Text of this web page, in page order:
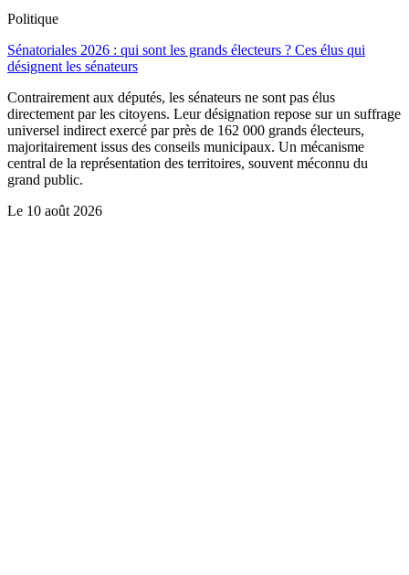
Politique
Sénatoriales 2026 : qui sont les grands électeurs ? Ces élus qui
désignent les sénateurs
Contrairement aux députés, les sénateurs ne sont pas élus
directement par les citoyens. Leur désignation repose sur un suffrage
universel indirect exercé par près de 162 000 grands électeurs,
majoritairement issus des conseils municipaux. Un mécanisme
central de la représentation des territoires, souvent méconnu du
grand public.
Le 10 août 2026